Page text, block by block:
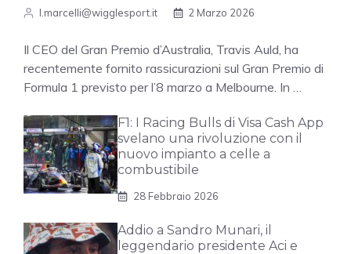
l.marcelli@wigglesport.it 2 Marzo 2026
Il CEO del Gran Premio d’Australia, Travis Auld, ha
recentemente fornito rassicurazioni sul Gran Premio di
Formula 1 previsto per l’8 marzo a Melbourne. In …
F1: I Racing Bulls di Visa Cash App
svelano una rivoluzione con il
nuovo impianto a celle a
combustibile
28 Febbraio 2026
Addio a Sandro Munari, il
leggendario presidente Aci e